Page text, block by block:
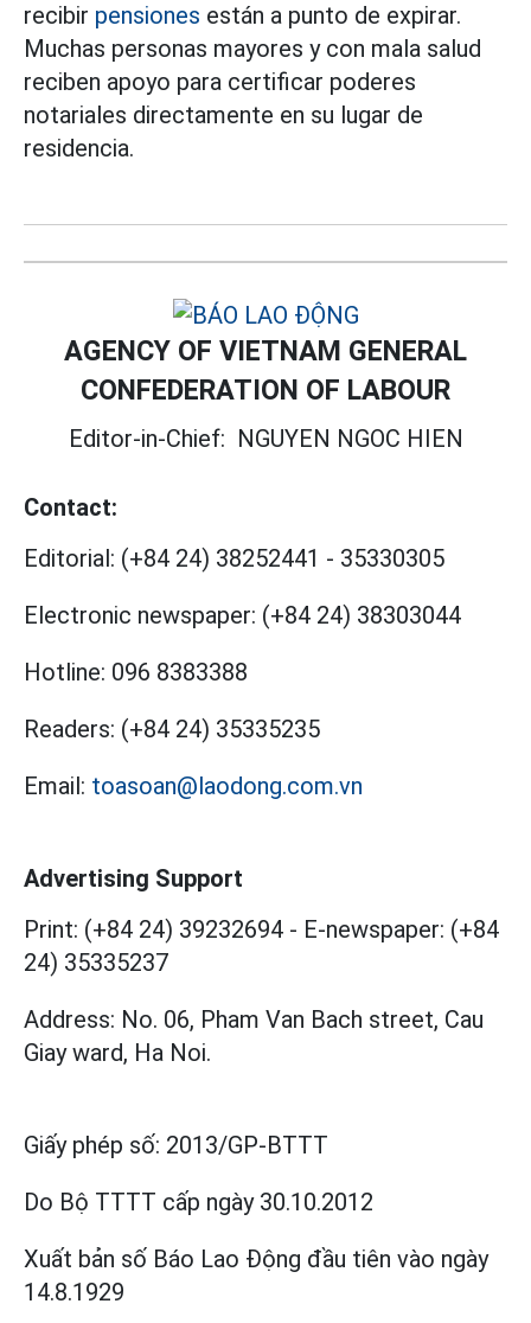
recibir pensiones están a punto de expirar.
Muchas personas mayores y con mala salud
reciben apoyo para certificar poderes
notariales directamente en su lugar de
residencia.
AGENCY OF VIETNAM GENERAL
CONFEDERATION OF LABOUR
Editor-in-Chief: NGUYEN NGOC HIEN
Contact:
Editorial: (+84 24) 38252441 - 35330305
Electronic newspaper: (+84 24) 38303044
Hotline: 096 8383388
Readers: (+84 24) 35335235
Email: toasoan@laodong.com.vn
Advertising Support
Print: (+84 24) 39232694 - E-newspaper: (+84
24) 35335237
Address: No. 06, Pham Van Bach street, Cau
Giay ward, Ha Noi.
Giấy phép số: 2013/GP-BTTT
Do Bộ TTTT cấp ngày 30.10.2012
Xuất bản số Báo Lao Động đầu tiên vào ngày
14.8.1929